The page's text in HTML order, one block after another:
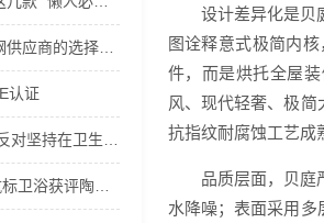
认证
设计差异化是贝
图诠释意式极简内
件，而是烘托全屋
风、现代轻奢、极简
抗指纹耐腐蚀工艺成
品质层面，贝庭
水降噪；表面采用